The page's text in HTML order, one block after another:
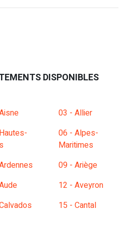
DISPONIBLES
03 - Allier
06 - Alpes-
Maritimes
09 - Ariège
12 - Aveyron
15 - Cantal